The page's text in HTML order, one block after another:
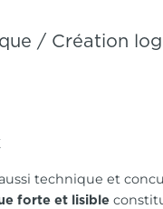
/ Création
technique et
forte et lisible